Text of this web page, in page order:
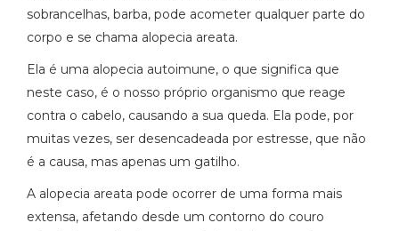
sobrancelhas, barba, pode acometer qualquer parte do
corpo e se chama alopecia areata.
Ela é uma alopecia autoimune, o que significa que
neste caso, é o nosso próprio organismo que reage
contra o cabelo, causando a sua queda. Ela pode, por
muitas vezes, ser desencadeada por estresse, que não
é a causa, mas apenas um gatilho.
A alopecia areata pode ocorrer de uma forma mais
extensa, afetando desde um contorno do couro